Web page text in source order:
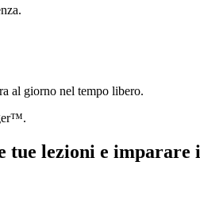
al giorno nel tempo libero.
lezioni e imparare